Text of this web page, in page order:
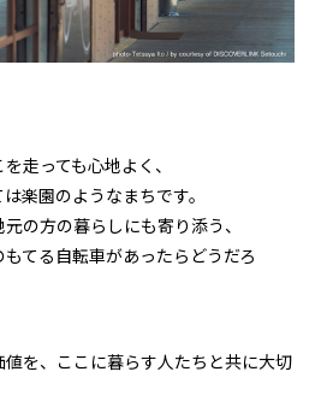
走っても心地よく、
楽園のようなまちです。
の方の暮らしにも寄り添う、
てる自転車があったらどうだろ
を、ここに暮らす人たちと共に大切